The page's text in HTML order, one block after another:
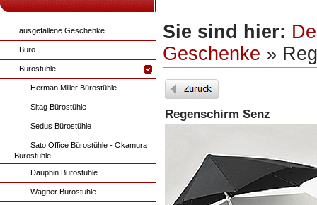
ausgefallene Geschenke
Büro
Bürostühle
Herman Miller Bürostühle
Sitag Bürostühle
Sedus Bürostühle
Sato Office Bürostühle - Okamura
Bürostühle
Dauphin Bürostühle
Wagner Bürostühle
Sie sind hier:
Geschenke »
Regenschirm Senz